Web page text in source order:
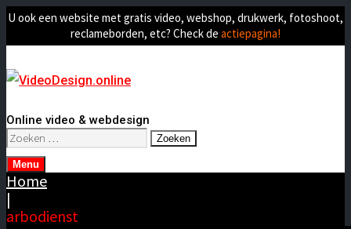
U ook een website met gratis video, webshop, drukwerk, fotoshoot,
reclameborden, etc? Check de actiepagina!
Online video & webdesign
Zoeken
naar:
Menu
Home
|
arbodienst